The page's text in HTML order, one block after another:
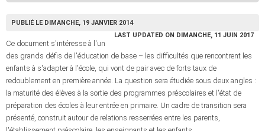
PUBLIÉ LE DIMANCHE, 19 JANVIER 2014
LAST UPDATED ON DIMANCHE, 11 JUIN 2017
Ce document s'intéresse à l'un
des grands défis de l'éducation de base – les difficultés que rencontrent les
enfants à s'adapter à l'école, qui vont de pair avec de forts taux de
redoublement en première année. La question sera étudiée sous deux angles :
la maturité des élèves à la sortie des programmes préscolaires et l'état de
préparation des écoles à leur entrée en primaire. Un cadre de transition sera
présenté, construit autour de relations resserrées entre les parents,